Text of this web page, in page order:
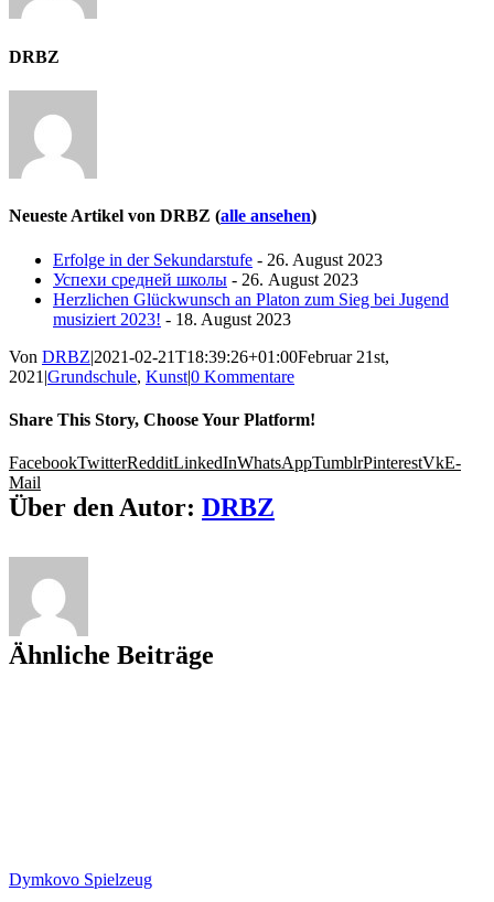
DRBZ
Neueste Artikel von DRBZ (alle ansehen)
Erfolge in der Sekundarstufe - 26. August 2023
Успехи средней школы - 26. August 2023
Herzlichen Glückwunsch an Platon zum Sieg bei Jugend
musiziert 2023! - 18. August 2023
Von DRBZ|2021-02-21T18:39:26+01:00Februar 21st,
2021 |Grundschule, Kunst|0 Kommentare
Share This Story, Choose Your Platform!
FacebookTwitterRedditLinkedInWhatsAppTumblrPinterestVkE-
Mail
Über den Autor: DRBZ
Ähnliche Beiträge
Dymkovo Spielzeug